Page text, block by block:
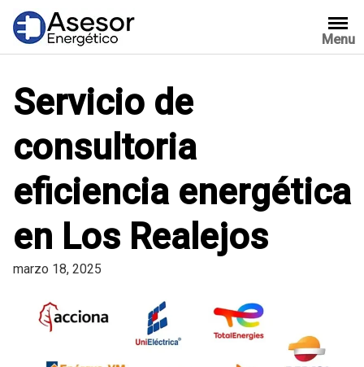
Saltar
contenido
Menu
Servicio de
consultoria
eficiencia energética
en Los Realejos
marzo 18, 2025